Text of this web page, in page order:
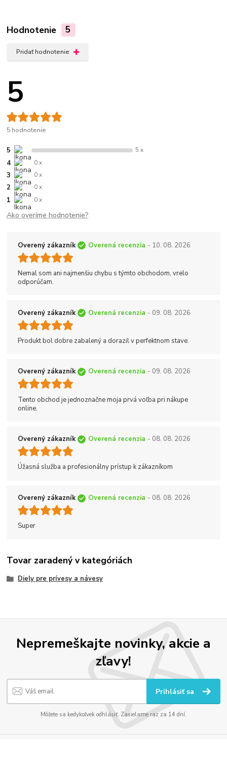
Hodnotenie 5
Pridať hodnotenie
5
5 hodnotenie
5 5 x
4 0 x
3 0 x
2 0 x
1 0 x
Ako overíme hodnotenie?
Overený zákazník Overená recenzia - 10. 08. 2026
Nemal som ani najmenšiu chybu s týmto obchodom, vrelo
odporúčam.
Overený zákazník Overená recenzia - 09. 08. 2026
Produkt bol dobre zabalený a dorazil v perfektnom stave.
Overený zákazník Overená recenzia - 09. 08. 2026
Tento obchod je jednoznačne moja prvá voľba pri nákupe
online.
Overený zákazník Overená recenzia - 08. 08. 2026
Úžasná služba a profesionálny prístup k zákazníkom
Overený zákazník Overená recenzia - 08. 08. 2026
Super
Tovar zaradený v kategóriách
Diely pre prívesy a návesy
Nepremeškajte novinky, akcie a
zľavy!
Prihlásiť sa
Môžete sa kedykoľvek odhlásiť. Zasielame raz za 14 dní.